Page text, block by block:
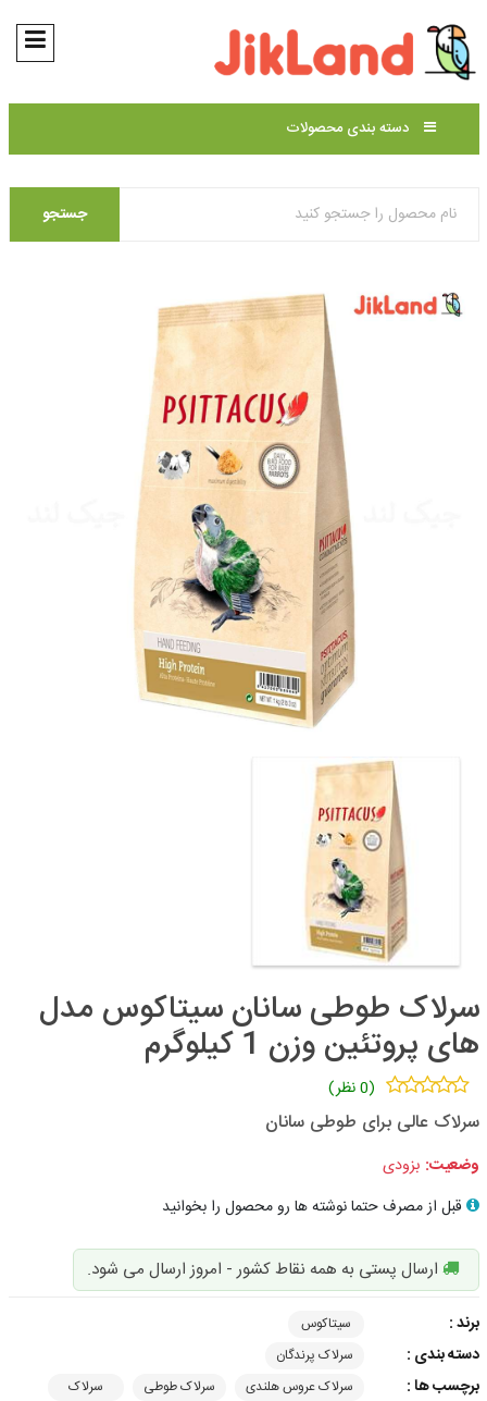
دسته بندی محصولات
جستجو
سرلاک طوطی سانان سیتاکوس مدل
های پروتئین وزن 1 کیلوگرم
(0 نظر)
سرلاک عالی برای طوطی سانان
وضعیت: بزودی
قبل از مصرف حتما نوشته ها رو محصول را بخوانید
ارسال پستی به همه نقاط کشور - امروز ارسال می شود.
برند : سیتاکوس
دسته بندی : سرلاک پرندگان
برچسب ها : سرلاک عروس هلندی سرلاک طوطی
سرلاک